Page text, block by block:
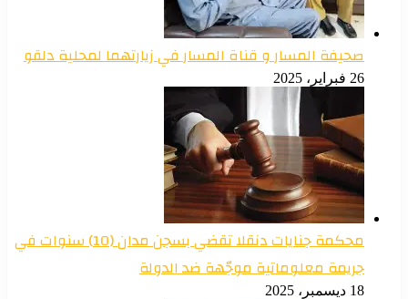
صحيفة المسار و قناة المسار في زيارتهما لمحلية دلقو
26 فبراير، 2025
محكمة جنايات دنقلا تقضي بسجن مدان (10) سنوات في
جريمة معلوماتية موجّهة ضد الدولة
18 ديسمبر، 2025